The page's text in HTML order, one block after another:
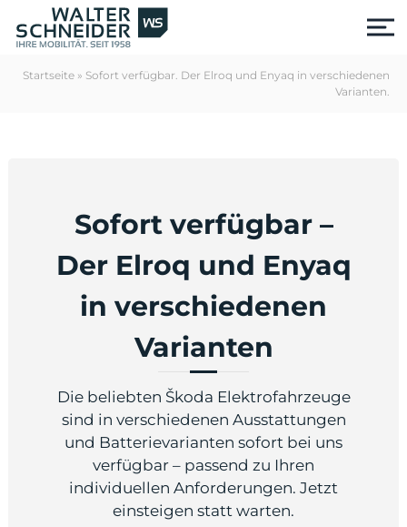
Startseite » Sofort verfügbar. Der Elroq und Enyaq in verschiedenen
Varianten.
Sofort verfügbar –
Der Elroq und Enyaq
in verschiedenen
Varianten
Die beliebten Škoda Elektrofahrzeuge
sind in verschiedenen Ausstattungen
und Batterievarianten sofort bei uns
verfügbar – passend zu Ihren
individuellen Anforderungen. Jetzt
einsteigen statt warten.